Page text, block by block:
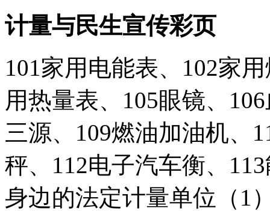
计量与民生宣传彩页
101家用电能表、102家
用热量表、105眼镜、
三源、109燃油加油机、
秤、112电子汽车衡、
身边的法定计量单位（1